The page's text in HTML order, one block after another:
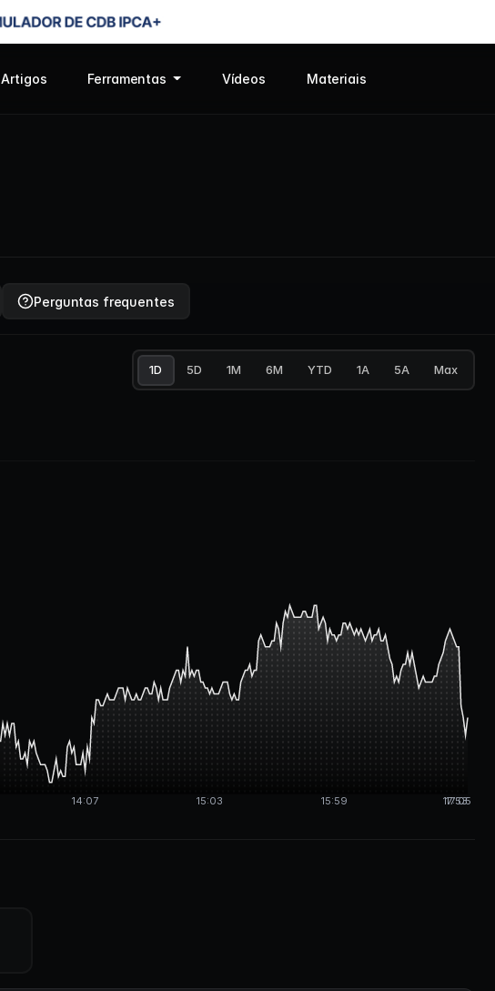
Artigos Ferramentas Vídeos Materiais
Perguntas frequentes
1D 5D 1M 6M YTD 1A 5A Max